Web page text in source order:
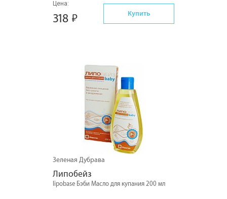
Цена:
318 Купить
Зеленая Дубрава
Липобейз
lipobase Бэби Масло для купания 200 мл